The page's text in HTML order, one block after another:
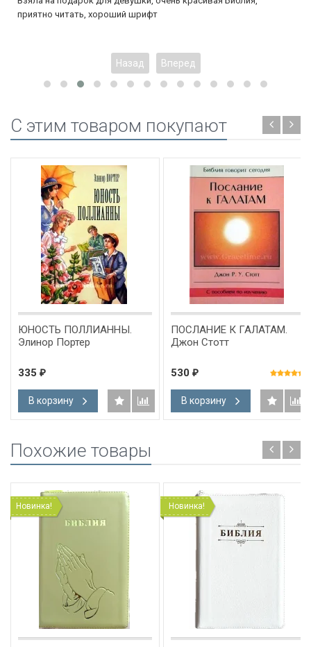
приятно читать, хороший шрифт
Назад Вперед
C этим товаром покупают
ЮНОСТЬ ПОЛЛИАННЫ.
Элинор Портер
335 ₽
В корзину
ПОСЛАНИЕ К ГАЛАТАМ.
Джон Стотт
530 ₽
В корзину
Похожие товары
Новинка! Новинка!